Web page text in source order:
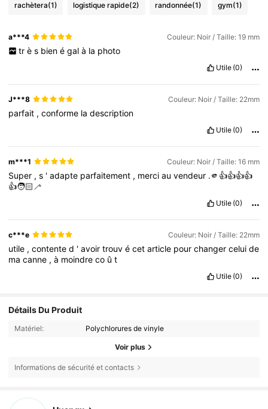
rachètera(1) logistique rapide(2) randonnée(1) gym(1)
a***4 Couleur: Noir / Taille: 19 mm
tr è s bien é gal à la photo
Utile (0)
J***8 Couleur: Noir / Taille: 22mm
parfait ,conforme ladescription
Utile (0)
m***1 Couleur: Noir / Taille: 16 mm
Super ,s 'adapte parfaitement , merciauvendeur .🫵​👍​👍​👍​👍​
👍​🧑🏻‍🦯​
Utile (0)
c***e Couleur: Noir / Taille: 22mm
utile ,contented 'avoirtrouvécetarticle pourchangerceluide
macanne ,à moindreco ût
Utile (0)
Détails Du Produit
Matériel: Polychlorures de vinyle
Voir plus
Informations de sécurité et contacts